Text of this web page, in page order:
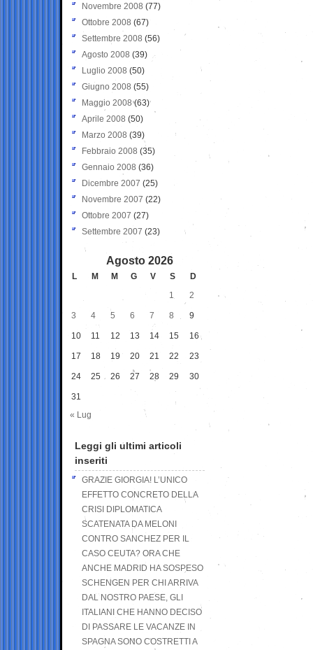
Novembre 2008 (77)
Ottobre 2008 (67)
Settembre 2008 (56)
Agosto 2008 (39)
Luglio 2008 (50)
Giugno 2008 (55)
Maggio 2008(63)
Aprile 2008 (50)
Marzo 2008 (39)
Febbraio 2008 (35)
Gennaio 2008 (36)
Dicembre 2007 (25)
Novembre 2007 (22)
Ottobre 2007 (27)
Settembre 2007 (23)
Agosto 2026
L M M G V S
D
1
2
3 4 5 6 7 8 9
10 11 12 13 14 15 16
17 18 19 20 21 22 23
24 25 26 27 28 29 30
31
« Lug
Leggi gli ultimi articoli
inseriti
GRAZIE GIORGIA! L’UNICO
EFFETTO CONCRETO DELLA
CRISI DIPLOMATICA
SCATENATA DA MELONI
CONTRO SANCHEZ PER IL
CASO CEUTA? ORA CHE
ANCHE MADRID HA SOSPESO
SCHENGEN PER CHI ARRIVA
DAL NOSTRO PAESE, GLI
ITALIANI CHE HANNO DECISO
DI PASSARE LE VACANZE IN
SPAGNA SONO COSTRETTI A